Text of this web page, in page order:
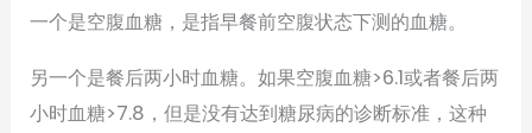
一个是空腹血糖，是指早餐前空腹状态下测的血糖。
另一个是餐后两小时血糖。如果空腹血糖>6.1或者餐后两
小时血糖>7.8，但是没有达到糖尿病的诊断标准，这种